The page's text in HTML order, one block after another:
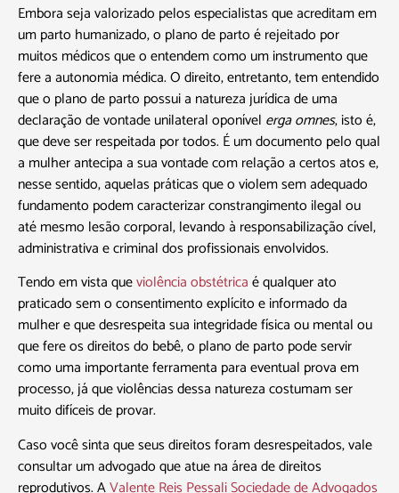
Embora seja valorizado pelos especialistas que acreditam em
um parto humanizado, o plano de parto é rejeitado por
muitos médicos que o entendem como um instrumento que
fere a autonomia médica. O direito, entretanto, tem entendido
que o plano de parto possui a natureza jurídica de uma
declaração de vontade unilateral oponível erga omnes, isto é,
que deve ser respeitada por todos. É um documento pelo qual
a mulher antecipa a sua vontade com relação a certos atos e,
nesse sentido, aquelas práticas que o violem sem adequado
fundamento podem caracterizar constrangimento ilegal ou
até mesmo lesão corporal, levando à responsabilização cível,
administrativa e criminal dos profissionais envolvidos.
Tendo em vista queviolência obstétricaé qualquer ato
praticado sem o consentimento explícito e informado da
mulher e que desrespeita sua integridade física ou mental ou
que fere os direitos do bebê, o plano de parto pode servir
como uma importante ferramenta para eventual prova em
processo, já que violências dessa natureza costumam ser
muito difíceis de provar.
Caso você sinta que seus direitos foram desrespeitados, vale
consultar um advogado que atue na área de direitos
reprodutivos. AValente Reis Pessali Sociedade de Advogados